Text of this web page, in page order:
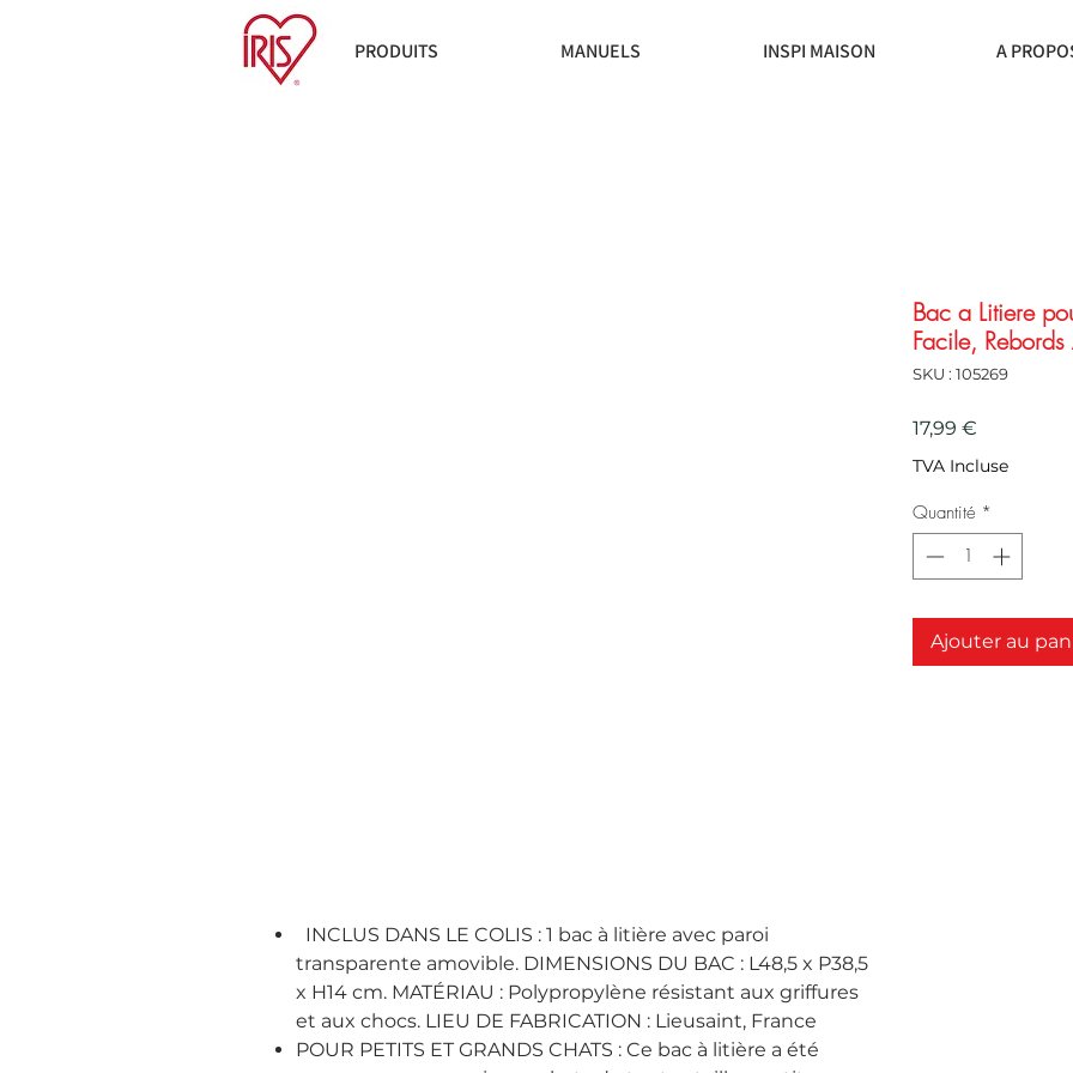
PRODUITS MANUELS INSPI MAISON A
INCLUS DANS LE COLIS : 1 bac à litière avec paroi
transparente amovible. DIMENSIONS DU BAC : L48,5 x P38,5
x H14 cm. MATÉRIAU : Polypropylène résistant aux griffures
et aux chocs. LIEU DE FABRICATION : Lieusaint, France
POUR PETITS ET GRANDS CHATS : Ce bac à litière a été
Bac a Litiere
Facile,
SKU : 105269
17,99 €
TVA Incluse
Quantité *
Ajouter au